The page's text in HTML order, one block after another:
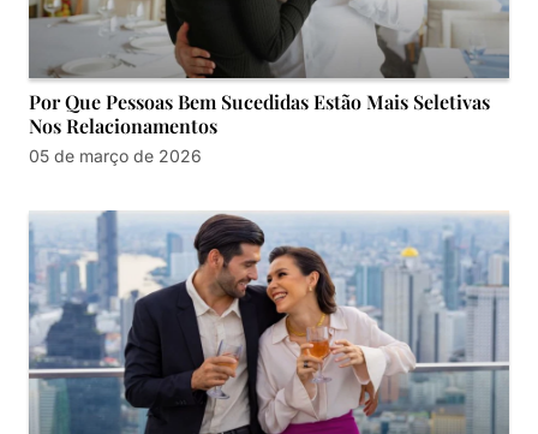
Por Que Pessoas Bem Sucedidas Estão Mais Seletivas
Nos Relacionamentos
05 de março de 2026